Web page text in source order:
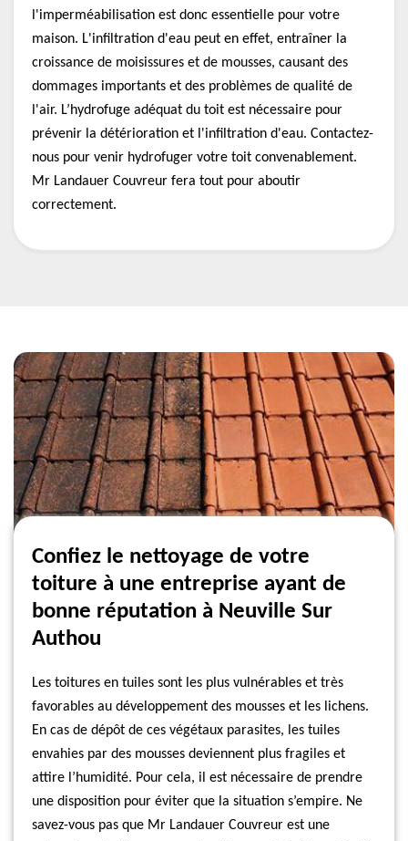
l'imperméabilisation est donc essentielle pour votre
maison. L'infiltration d'eau peut en effet, entraîner la
croissance de moisissures et de mousses, causant des
dommages importants et des problèmes de qualité de
l'air. L’hydrofuge adéquat du toit est nécessaire pour
prévenir la détérioration et l'infiltration d'eau. Contactez-
nous pour venir hydrofuger votre toit convenablement.
Mr Landauer Couvreur fera tout pour aboutir
correctement.
Confiez le nettoyage de votre
toiture à une entreprise ayant de
bonne réputation à Neuville Sur
Authou
Les toitures en tuiles sont les plus vulnérables et très
favorables au développement des mousses et les lichens.
En cas de dépôt de ces végétaux parasites, les tuiles
envahies par des mousses deviennent plus fragiles et
attire l’humidité. Pour cela, il est nécessaire de prendre
une disposition pour éviter que la situation s’empire. Ne
savez-vous pas que Mr Landauer Couvreur est une